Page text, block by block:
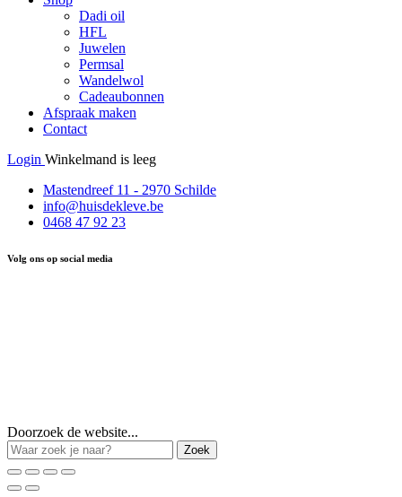
Dadi oil
HFL
Juwelen
Permsal
Wandelwol
Cadeaubonnen
Afspraak maken
Contact
Login Winkelmand is leeg
Mastendreef 11 - 2970 Schilde
info@huisdekleve.be
0468 47 92 23
Volg ons op social media
Doorzoek de website...
Zoek